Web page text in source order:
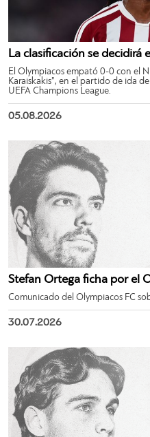
La clasificación se decidirá
El Olympiacos empató 0-0 con el
Karaiskakis”, en el partido de ida
UEFA Champions League.
05.08.2026
Stefan Ortega ficha por el
Comunicado del Olympiacos FC
30.07.2026